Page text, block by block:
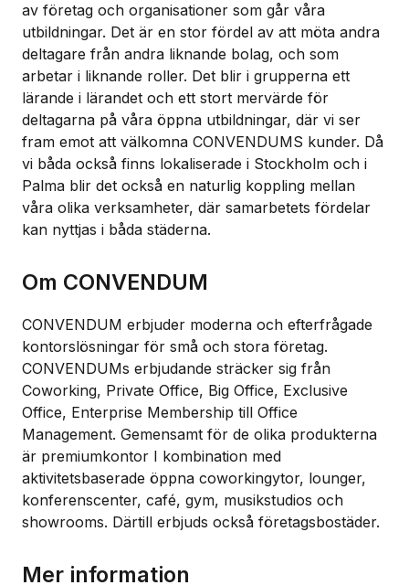
av företag och organisationer som går våra
utbildningar. Det är en stor fördel av att möta andra
deltagare från andra liknande bolag, och som
arbetar i liknande roller. Det blir i grupperna ett
lärande i lärandet och ett stort mervärde för
deltagarna på våra öppna utbildningar, där vi ser
fram emot att välkomna CONVENDUMS kunder. Då
vi båda också finns lokaliserade i Stockholm och i
Palma blir det också en naturlig koppling mellan
våra olika verksamheter, där samarbetets fördelar
kan nyttjas i båda städerna.
Om CONVENDUM
CONVENDUM erbjuder moderna och efterfrågade
kontorslösningar för små och stora företag.
CONVENDUMs erbjudande sträcker sig från
Coworking, Private Office, Big Office, Exclusive
Office, Enterprise Membership till Office
Management. Gemensamt för de olika produkterna
är premiumkontor I kombination med
aktivitetsbaserade öppna coworkingytor, lounger,
konferenscenter, café, gym, musikstudios och
showrooms. Därtill erbjuds också företagsbostäder.
Mer information